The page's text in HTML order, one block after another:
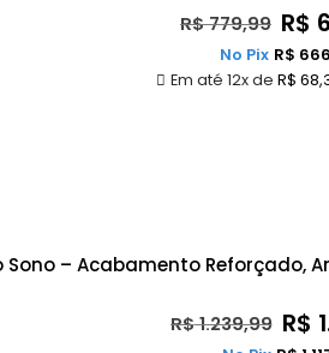
R$779,99 R$
Em até 12x de R$
No Pix R$
– Acabamento Reforçado,
R$1.239,99 R$